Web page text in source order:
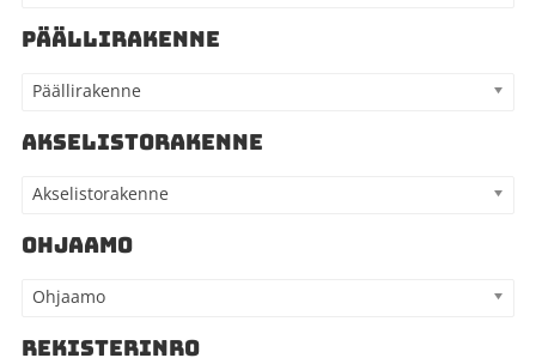
PÄÄLLIRAKENNE
Päällirakenne
AKSELISTORAKENNE
Akselistorakenne
OHJAAMO
Ohjaamo
REKISTERINRO